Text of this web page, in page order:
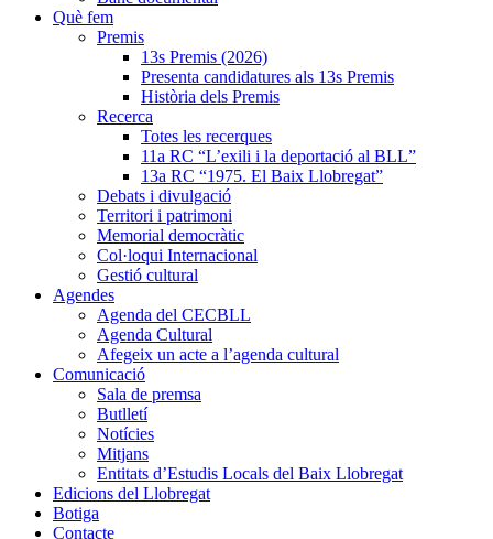
Què fem
Premis
13s Premis (2026)
Presenta candidatures als 13s Premis
Història dels Premis
Recerca
Totes les recerques
11a RC “L’exili i la deportació al BLL”
13a RC “1975. El Baix Llobregat”
Debats i divulgació
Territori i patrimoni
Memorial democràtic
Col·loqui Internacional
Gestió cultural
Agendes
Agenda del CECBLL
Agenda Cultural
Afegeix un acte a l’agenda cultural
Comunicació
Sala de premsa
Butlletí
Notícies
Mitjans
Entitats d’Estudis Locals del Baix Llobregat
Edicions del Llobregat
Botiga
Contacte